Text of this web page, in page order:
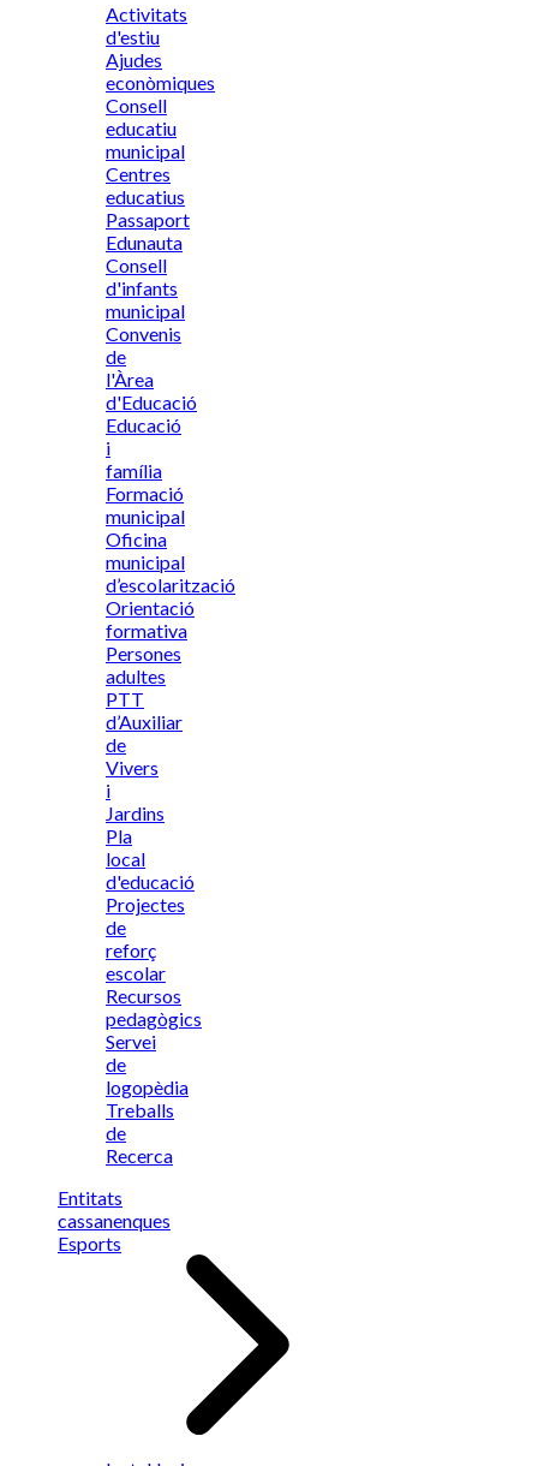
Activitats
d'estiu
Ajudes
econòmiques
Consell
educatiu
municipal
Centres
educatius
Passaport
Edunauta
Consell
d'infants
municipal
Convenis
de
l'Àrea
d'Educació
Educació
i
família
Formació
municipal
Oficina
municipal
d’escolarització
Orientació
formativa
Persones
adultes
PTT
d’Auxiliar
de
Vivers
i
Jardins
Pla
local
d'educació
Projectes
de
reforç
escolar
Recursos
pedagògics
Servei
de
logopèdia
Treballs
de
Recerca
Entitats
cassanenques
Esports